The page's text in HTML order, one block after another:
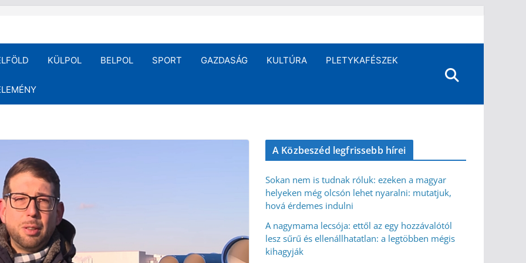
KÜLPOL BELPOL SPORT GAZDASÁG KULTÚRA PLETYKAFÉSZEK
A Közbeszéd legfrissebb hírei
Sokan nem is tudnak róluk: ezeken a magyar
helyeken még olcsón lehet nyaralni: mutatjuk,
hová érdemes indulni
A nagymama lecsója: ettől az egy hozzávalótól
lesz sűrű és ellenállhatatlan: a legtöbben mégis
kihagyják